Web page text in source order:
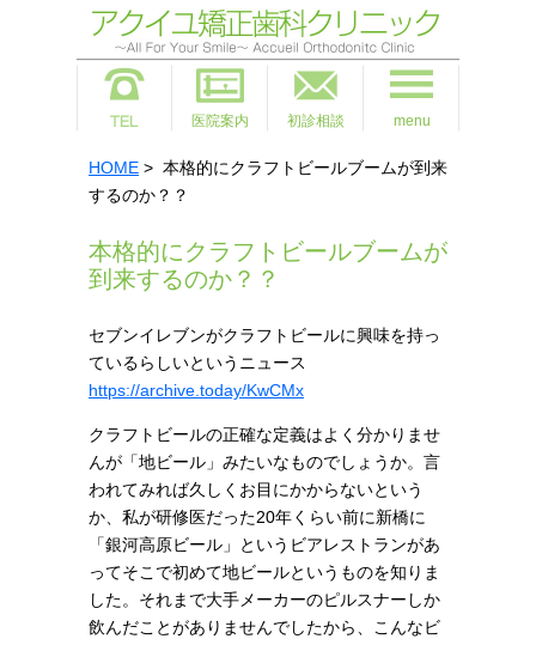
医院案内 初診相談 menu
HOME > 本格的にクラフトビールブームが到来
するのか？？
本格的にクラフトビールブームが
到来するのか？？
セブンイレブンがクラフトビールに興味を持っ
ているらしいというニュース
https://archive.today/KwCMx
クラフトビールの正確な定義はよく分かりませ
んが「地ビール」みたいなものでしょうか。言
われてみれば久しくお目にかからないという
か、私が研修医だった20年くらい前に新橋に
「銀河高原ビール」というビアレストランがあ
ってそこで初めて地ビールというものを知りま
した。それまで大手メーカーのピルスナーしか
飲んだことがありませんでしたから、こんなビ